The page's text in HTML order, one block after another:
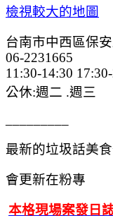
檢視較大的地圖
台南市中西區保
06-2231665
11:30-14:30
公休:週二 .週三
最新的垃圾話美
會更新在粉專
本格現場案發日